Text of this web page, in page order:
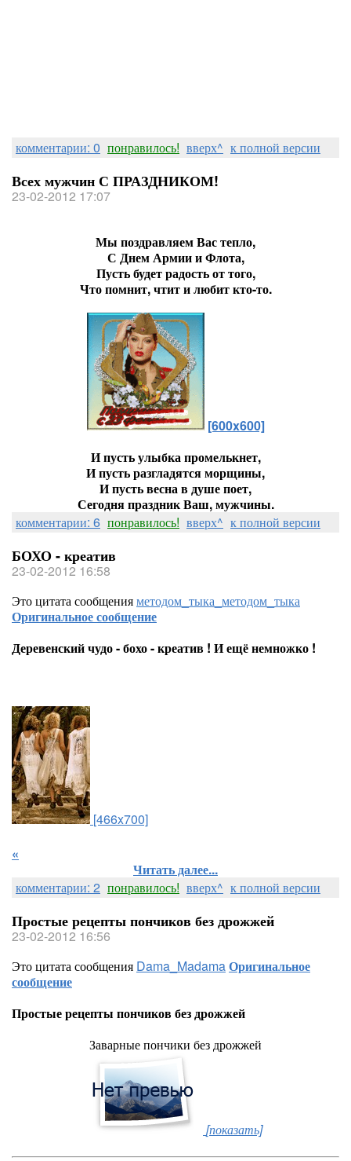
комментарии: 0 понравилось! вверх^ к полной версии
Всех мужчин С ПРАЗДНИКОМ!
23-02-2012 17:07
Мы поздравляем Вас тепло,
С Днем Армии и Флота,
Пусть будет радость от того,
Что помнит, чтит и любит кто-то.
[600x600]
И пусть улыбка промелькнет,
И пусть разгладятся морщины,
И пусть весна в душе поет,
Сегодня праздник Ваш, мужчины.
комментарии: 6 понравилось! вверх^ к полной версии
БОХО - креатив
23-02-2012 16:58
Это цитата сообщенияметодом_тыка_методом_тыка
Оригинальное сообщение
Деревенский чудо - бохо - креатив ! И ещё немножко !
[466x700]
«
Читать далее...
комментарии: 2 понравилось! вверх^ к полной версии
Простые рецепты пончиков без дрожжей
23-02-2012 16:56
Это цитата сообщения Dama_MadamaОригинальное
сообщение
Простые рецепты пончиков без дрожжей
Заварные пончики без дрожжей
[показать]